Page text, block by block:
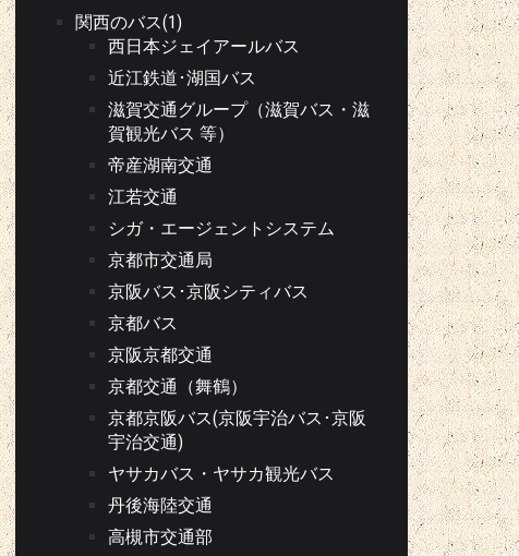
関西のバス(1)
西日本ジェイアールバス
近江鉄道･湖国バス
滋賀交通グループ（滋賀バス・滋
賀観光バス 等）
帝産湖南交通
江若交通
シガ・エージェントシステム
京都市交通局
京阪バス･京阪シティバス
京都バス
京阪京都交通
京都交通（舞鶴）
京都京阪バス(京阪宇治バス･京阪
宇治交通)
ヤサカバス・ヤサカ観光バス
丹後海陸交通
高槻市交通部